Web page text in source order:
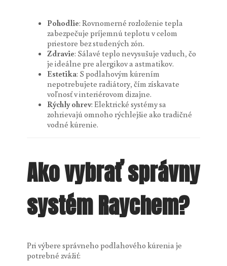
Pohodlie: Rovnomerné rozloženie tepla
zabezpečuje príjemnú teplotu v celom
priestore bez studených zón.
Zdravie: Sálavé teplo nevysušuje vzduch, čo
je ideálne pre alergikov a astmatikov.
Estetika: S podlahovým kúrením
nepotrebujete radiátory, čím získavate
voľnosť v interiérovom dizajne.
Rýchly ohrev: Elektrické systémy sa
zohrievajú omnoho rýchlejšie ako tradičné
vodné kúrenie.
Ako vybrať správny
systém Raychem?
Pri výbere správneho podlahového kúrenia je
potrebné zvážiť: